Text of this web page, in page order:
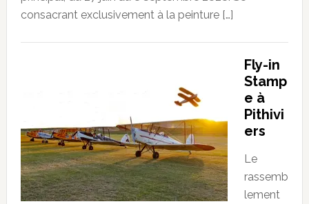
consacrant exclusivement à la peinture […]
Fly-in
Stamp
e à
Pithivi
ers
Le
rassemb
lement